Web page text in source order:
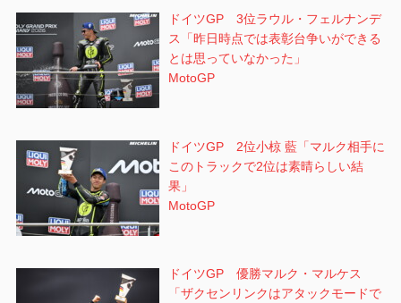
ドイツGP 3位ラウル・フェルナンデ
ス「昨日時点では表彰台争いができる
とは思っていなかった」
MotoGP
ドイツGP 2位小椋 藍「マルク相手に
このトラックで2位は素晴らしい結
果」
MotoGP
ドイツGP 優勝マルク・マルケス
「ザクセンリンクはアタックモードで